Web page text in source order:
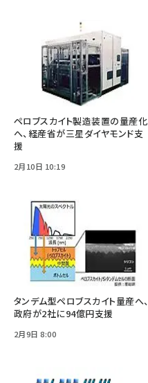
ペロブスカイト製造装置の量産化
へ、経産省が三星ダイヤモンド支
援
2月10日 10:19
タンデム型ペロブスカイト量産へ、
政府が2社に94億円支援
2月9日 8:00